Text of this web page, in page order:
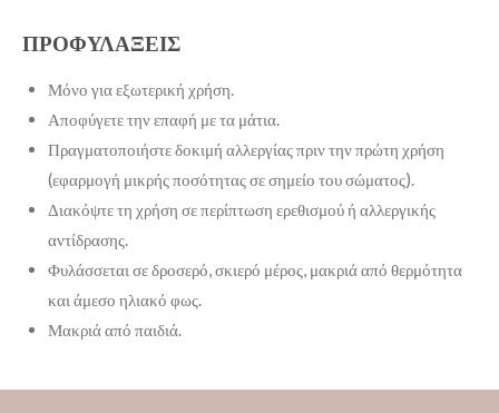
ΠΡΟΦΥΛΑΞΕΙΣ
Μόνο για εξωτερική χρήση.
Αποφύγετε την επαφή με τα μάτια.
Πραγματοποιήστε δοκιμή αλλεργίας πριν την πρώτη χρήση
(εφαρμογή μικρής ποσότητας σε σημείο του σώματος).
Διακόψτε τη χρήση σε περίπτωση ερεθισμού ή αλλεργικής
αντίδρασης.
Φυλάσσεται σε δροσερό, σκιερό μέρος, μακριά από θερμότητα
και άμεσο ηλιακό φως.
Μακριά από παιδιά.